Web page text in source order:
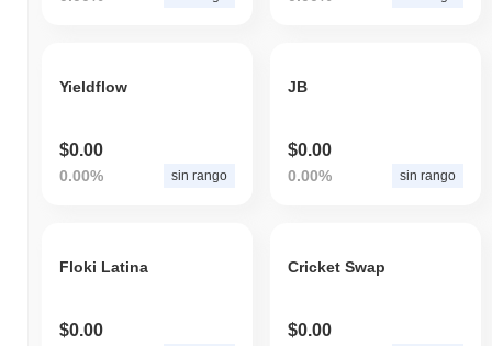
Yieldflow
$0.00
0.00% sin rango
JB
$0.00
0.00% sin rango
Floki Latina
$0.00
Cricket Swap
$0.00